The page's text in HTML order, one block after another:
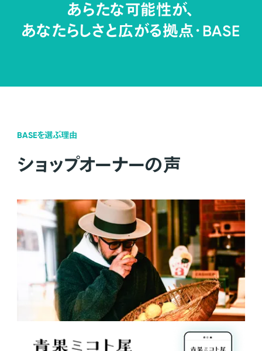
あらたな可能性が、
あなたらしさと広がる拠点・BASE
BASEを選ぶ理由
ショップオーナーの声